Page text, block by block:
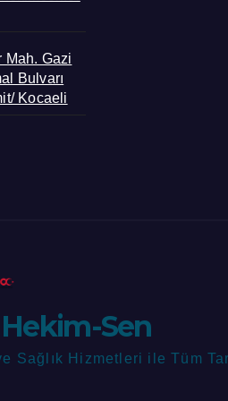
Mah. Gazi
Bulvarı
Kocaeli
Sen
Sağlık Hizmetleri ile Tüm